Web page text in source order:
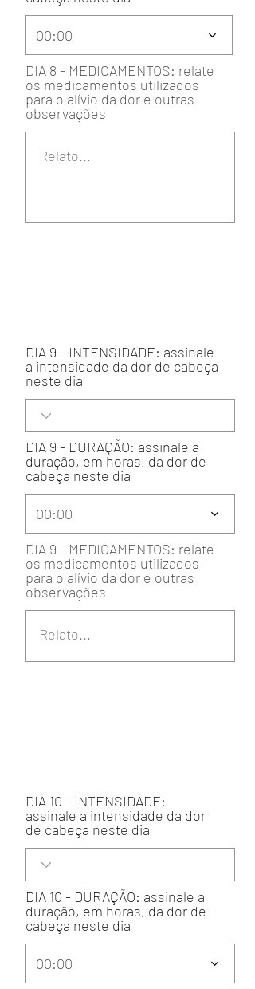
00:00
DIA 8 - MEDICAMENTOS: relate
os medicamentos utilizados
para o alívio da dor e outras
observações
DIA 9 - INTENSIDADE: assinale
a intensidade da dor de cabeça
neste dia
DIA 9 - DURAÇÃO: assinale a
duração, em horas, da dor de
cabeça neste dia
00:00
DIA 9 - MEDICAMENTOS: relate
os medicamentos utilizados
para o alívio da dor e outras
observações
DIA 10 - INTENSIDADE:
assinale a intensidade da dor
de cabeça neste dia
DIA 10 - DURAÇÃO: assinale a
duração, em horas, da dor de
cabeça neste dia
00:00